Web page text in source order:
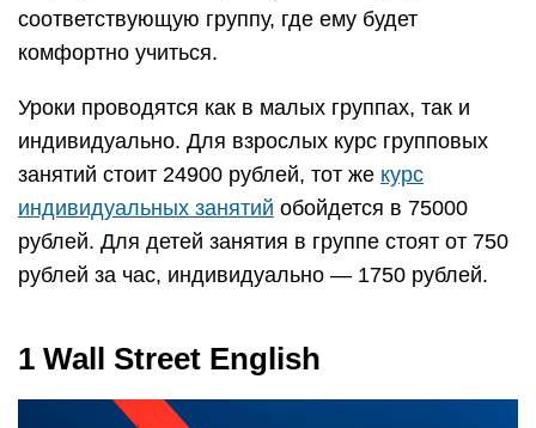
соответствующую группу, где ему будет
комфортно учиться.
Уроки проводятся как в малых группах, так и
индивидуально. Для взрослых курс групповых
занятий стоит 24900 рублей, тот же курс
индивидуальных занятий обойдется в 75000
рублей. Для детей занятия в группе стоят от 750
рублей за час, индивидуально — 1750 рублей.
1 Wall Street English